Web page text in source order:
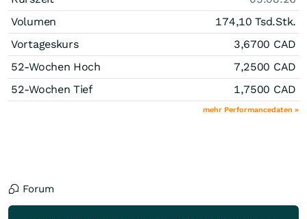
Volumen
174,10 Tsd.Stk.
Vortageskurs
3,6700 CAD
52-Wochen Hoch
7,2500 CAD
52-Wochen Tief
1,7500 CAD
mehr Performancedaten »
Forum